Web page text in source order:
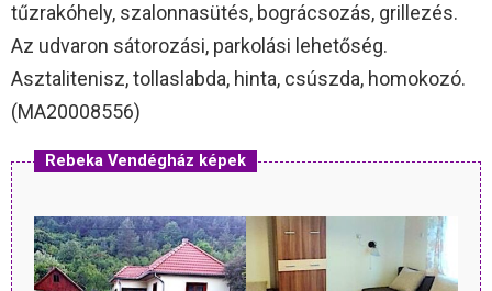
tűzrakóhely, szalonnasütés, bográcsozás, grillezés.
Az udvaron sátorozási, parkolási lehetőség.
Asztalitenisz, tollaslabda, hinta, csúszda, homokozó.
(MA20008556)
Rebeka Vendégház képek